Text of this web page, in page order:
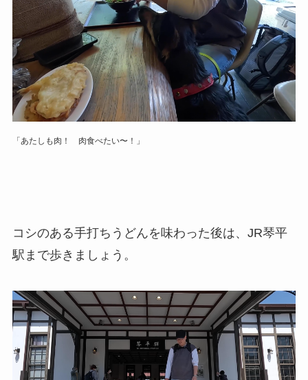
「あたしも肉！ 肉食べたい〜！」
コシのある手打ちうどんを味わった後は、JR琴平
駅まで歩きましょう。